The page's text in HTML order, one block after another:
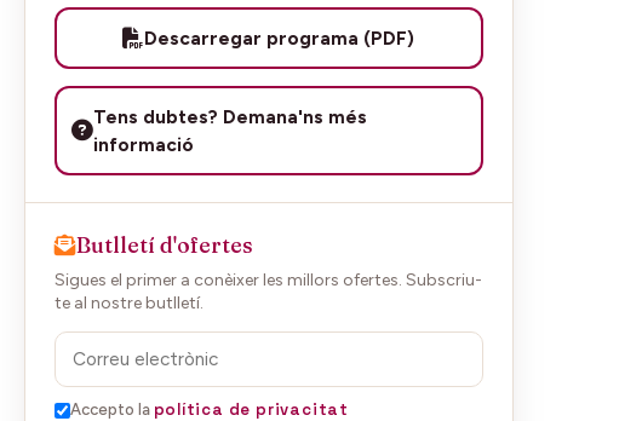
Descarregar programa (PDF)
Tens dubtes? Demana'ns més
informació
Butlletí d'ofertes
Sigues el primer a conèixer les millors ofertes. Subscriu-
te al nostre butlletí.
Accepto la política de privacitat